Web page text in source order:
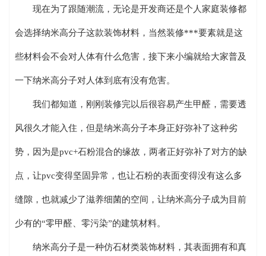
现在为了跟随潮流，无论是开发商还是个人家庭装修都
会选择纳米高分子这款装饰材料，当然装修***要素就是这
些材料会不会对人体有什么危害，接下来小编就给大家普及
一下纳米高分子对人体到底有没有危害。
我们都知道，刚刚装修完以后很容易产生甲醛，需要透
风很久才能入住，但是纳米高分子本身正好弥补了这种劣
势，因为是pvc+石粉混合的缘故，两者正好弥补了对方的缺
点，让pvc变得坚固异常，也让石粉的表面变得没有这么多
缝隙，也就减少了滋养细菌的空间，让纳米高分子成为目前
少有的“零甲醛、零污染”的建筑材料。
纳米高分子是一种仿石材类装饰材料，其表面拥有和真